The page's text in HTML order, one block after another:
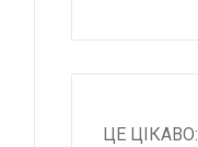
ЦЕ ЦІКАВО: